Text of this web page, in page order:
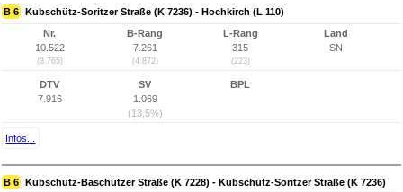
B 6 Kubschütz-Soritzer Straße (K 7236) - Hochkirch (L 110)
Nr.
10.522
(3.765)
B-Rang
7.261
(4.872)
L-Rang
315
(223)
Land
SN
DTV
7.916
SV
1.069
(13,5%)
BPL
Infos...
B 6 Kubschütz-Baschützer Straße (K 7228) - Kubschütz-Soritzer Straße (K 7236)